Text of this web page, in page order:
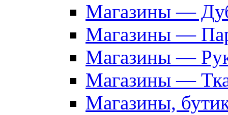
Магазины —
Магазины —
Магазины —
Магазины —
Магазины,